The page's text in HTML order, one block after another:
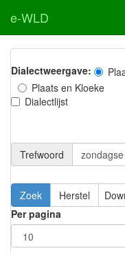
e-WLD
Dialectweergave:
Plaats en Kloeke
Dialectlijst
Trefwoord
Per pagina